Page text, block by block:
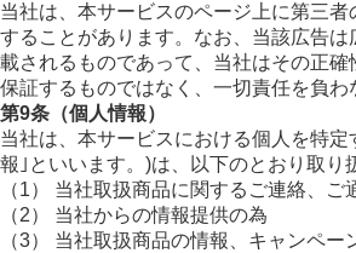
当社は、本サービスのページ上に第三
することがあります。なお、当該広告は
載されるものであって、当社はその正確
保証するものではなく、一切責任を負わ
第9条（個人情報）
当社は、本サービスにおける個人を特定
報｣といいます。)は、以下のとおり取り
（1） 当社取扱商品に関するご連絡、ご
（2） 当社からの情報提供の為
（3） 当社取扱商品の情報、キャンペ